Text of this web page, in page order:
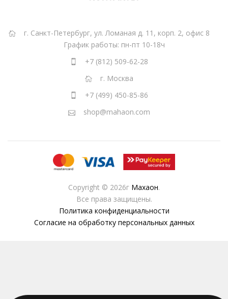
г. Санкт-Петербург, ул. Ломаная д. 11, корп. 2, офис 8
График работы: пн-пт 10-18ч
+7 (812) 509-62-28
г. Москва
+7 (499) 450-85-86
shop@mahaon.com
Copyright © 2026г Махаон.
Все права защищены.
Политика конфиденциальности
Согласие на обработку персональных данных